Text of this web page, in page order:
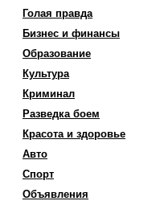
Голая правда
Бизнес и финансы
Образование
Культура
Криминал
Разведка боем
Красота и здоровье
Авто
Спорт
Объявления